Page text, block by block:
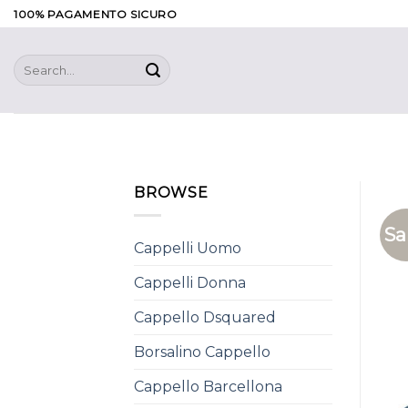
Skip
to
content
100% PAGAMENTO SICURO
Search
for:
BROWSE
Cappelli Uomo
Cappelli Donna
Cappello Dsquared
Borsalino Cappello
Cappello Barcellona